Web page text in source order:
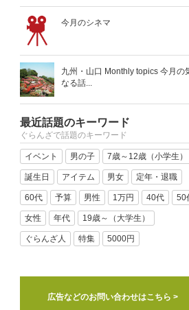
今月のシネマ
九州・山口 Monthly topics 今月の
なる話...
最近話題のキーワード
ぐらんざで話題のキーワード
イベント 男の子 7歳～12歳（小学生）
誕生日 アイテム 男女 定年・退職
60代 予算 男性 1万円 40代 50
女性 年代 19歳～（大学生）
ぐらんざ人 特集 5000円
広告などのお問い合わせはこちら >